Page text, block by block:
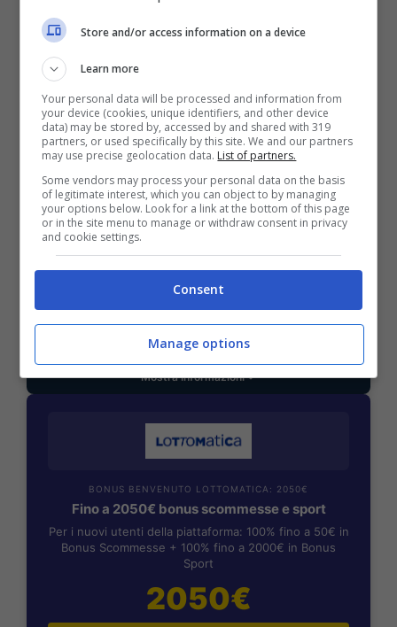
BONUS BENVENUTO GOLDBET: 2.050€
Fino a 2050€ sport e casino
Per i nuovi registrati: 100% fino a 2.000€ in Bonus
Scommesse + 50% del primo deposito fino a 50€
2050€
VERIFICA
Mostra Informazioni
BONUS BENVENUTO LOTTOMATICA: 2050€
Fino a 2050€ bonus scommesse e sport
Per i nuovi utenti della piattaforma: 100% fino a 50€ in
Bonus Scommesse + 100% fino a 2000€ in Bonus
Sport
2050€
Store and/or access information on a device
Learn more
Your personal data will be processed and information from
your device (cookies, unique identifiers, and other device
data) may be stored by, accessed by and shared with 319
partners, or used specifically by this site. We and our partners
may use precise geolocation data. List of partners.
Some vendors may process your personal data on the basis
of legitimate interest, which you can object to by managing
your options below. Look for a link at the bottom of this page
or in the site menu to manage or withdraw consent in privacy
and cookie settings.
Consent
Manage options